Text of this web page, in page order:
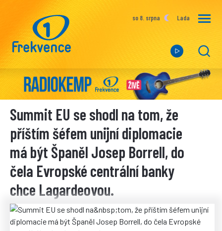
so 8. srpna Lada
Summit EU se shodl na tom, že
příštím šéfem unijní diplomacie
má být Španěl Josep Borrell, do
čela Evropské centrální banky
chce Lagardeovou.